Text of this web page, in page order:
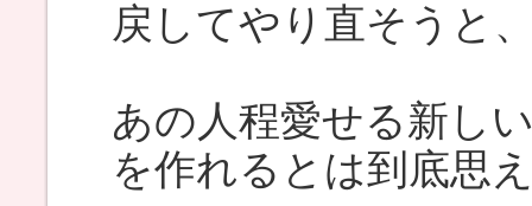
戻してやり直そうと
あの人程愛せる新し
を作れるとは到底思